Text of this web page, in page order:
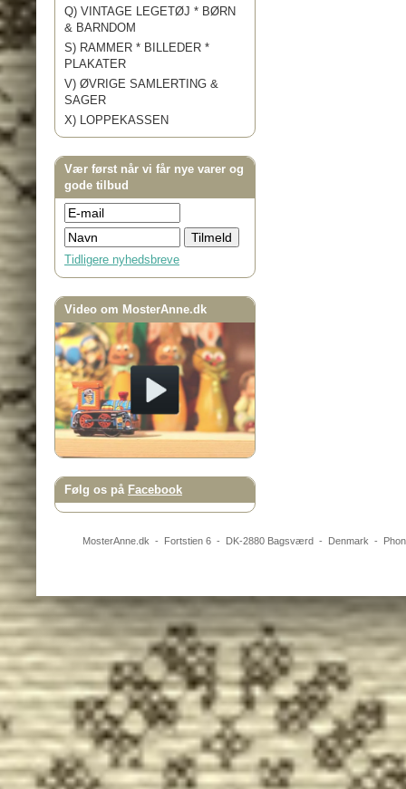
Q) VINTAGE LEGETØJ * BØRN
& BARNDOM
S) RAMMER * BILLEDER *
PLAKATER
V) ØVRIGE SAMLERTING &
SAGER
X) LOPPEKASSEN
Vær først når vi får nye varer og
gode tilbud
Tidligere nyhedsbreve
Video om MosterAnne.dk
Følg os på Facebook
MosterAnne.dk - Fortstien 6- DK-2880 Bagsværd- Denmark -